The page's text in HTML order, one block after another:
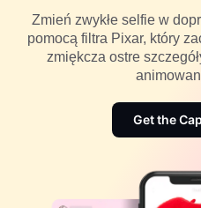
Aplikacja mobilna
Dreamina AI
Generator filmów AI
Generator obrazów AI
Ulepszanie obrazów AI
Dreamina Seedance 2.5
Gemini Omni
Edytor i generator
Generator i edytor
Media społecznościowe
Szablony kalendarzy
Szablony na rocznicę
Szablony efektów
Partnerzy
Program pionierów
Kreatywny program dla
Zmień zwykłe selfie w
pomocą filtra Pixar, który
zmiękcza ostre
Get the